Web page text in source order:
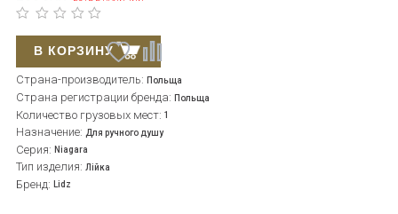
Страна-производитель: Польща
Страна регистрации бренда: Польща
Количество грузовых мест: 1
Назначение: Для ручного душу
Серия: Niagara
Тип изделия: Лійка
Бренд: Lidz
В КОРЗИНУ